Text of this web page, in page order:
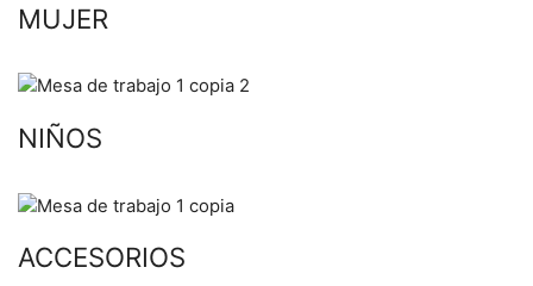
MUJER
NIÑOS
ACCESORIOS